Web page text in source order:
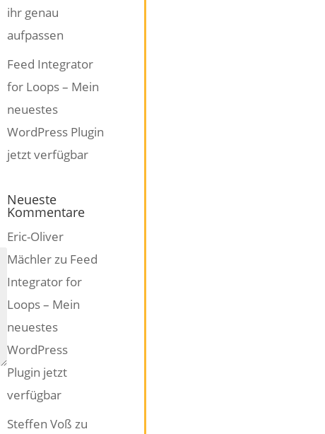
ihr genau
aufpassen
Feed Integrator
for Loops – Mein
neuestes
WordPress Plugin
jetzt verfügbar
Neueste
Kommentare
Eric-Oliver
Mächlerzu Feed
Integrator for
Loops – Mein
neuestes
WordPress
Plugin jetzt
verfügbar
Steffen Voß zu